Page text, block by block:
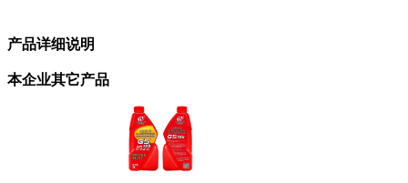
产品详细说明
本企业其它产品